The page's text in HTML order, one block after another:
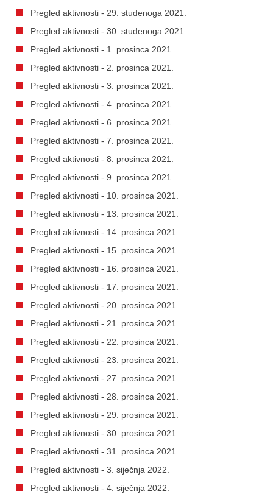
Pregled aktivnosti - 29. studenoga 2021.
Pregled aktivnosti - 30. studenoga 2021.
Pregled aktivnosti - 1. prosinca 2021.
Pregled aktivnosti - 2. prosinca 2021.
Pregled aktivnosti - 3. prosinca 2021.
Pregled aktivnosti - 4. prosinca 2021.
Pregled aktivnosti - 6. prosinca 2021.
Pregled aktivnosti - 7. prosinca 2021.
Pregled aktivnosti - 8. prosinca 2021.
Pregled aktivnosti - 9. prosinca 2021.
Pregled aktivnosti - 10. prosinca 2021.
Pregled aktivnosti - 13. prosinca 2021.
Pregled aktivnosti - 14. prosinca 2021.
Pregled aktivnosti - 15. prosinca 2021.
Pregled aktivnosti - 16. prosinca 2021.
Pregled aktivnosti - 17. prosinca 2021.
Pregled aktivnosti - 20. prosinca 2021.
Pregled aktivnosti - 21. prosinca 2021.
Pregled aktivnosti - 22. prosinca 2021.
Pregled aktivnosti - 23. prosinca 2021.
Pregled aktivnosti - 27. prosinca 2021.
Pregled aktivnosti - 28. prosinca 2021.
Pregled aktivnosti - 29. prosinca 2021.
Pregled aktivnosti - 30. prosinca 2021.
Pregled aktivnosti - 31. prosinca 2021.
Pregled aktivnosti - 3. siječnja 2022.
Pregled aktivnosti - 4. siječnja 2022.